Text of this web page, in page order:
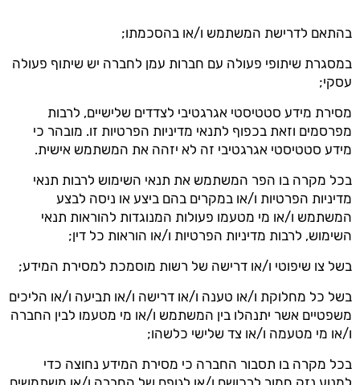
בהתאם לדרישת המשתמש ו/או בהסכמתו;
במסגרת שיתופי פעולה עם חברות עמן לחברה יש שיתוף פעולה
עסקי;
מסירת מידע סטטיסטי אגרגטיבי לצדדים שלישיים, לרבות
מפרסמים וזאת בכפוף לתנאי מדיניות הפרטיות זו. מובהר כי
מידע סטטיסטי אגרגטיבי זה לא יזהה את המשתמש אישית.
בכל מקרה בו הפר המשתמש את תנאי השימוש לרבות תנאי
מדיניות הפרטיות ו/או במקרים בהם ביצע או ניסה לבצע
המשתמש ו/או מי מטעמו פעולות המנוגדות להוראות תנאי
השימוש, לרבות מדיניות הפרטיות ו/או הוראות כל דין;
בשל צו שיפוטי ו/או דרישה של רשות מוסמכת למסירת המידע;
בשל כל מחלוקת ו/או טענה ו/או דרישה ו/או תביעה ו/או הליכים
משפטיים אשר יתנהלו בין המשתמש ו/או מי מטעמו לבין החברה
ו/או מי מטעמה ו/או צד שלישי כלשהו;
בכל מקרה בו תסבור החברה כי מסירת המידע נחוצה כדי